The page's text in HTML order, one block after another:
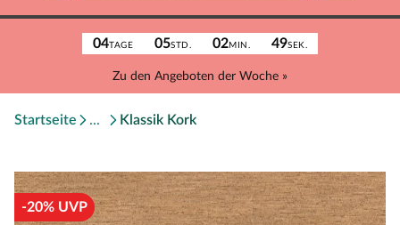
04TAGE 05STD. 02MIN. 49SEK.
Zu den Angeboten der Woche »
Startseite Klassik Kork
-20% UVP